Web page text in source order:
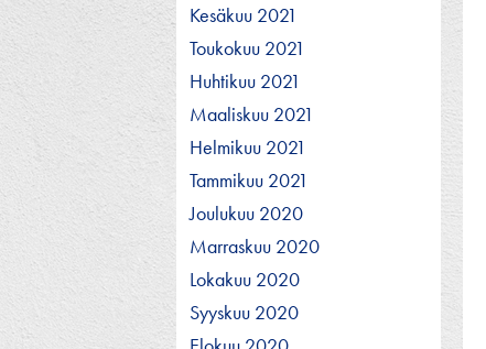
Kesäkuu 2021
Toukokuu 2021
Huhtikuu 2021
Maaliskuu 2021
Helmikuu 2021
Tammikuu 2021
Joulukuu 2020
Marraskuu 2020
Lokakuu 2020
Syyskuu 2020